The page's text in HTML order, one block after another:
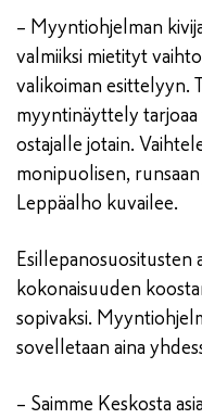
– Myyntiohjelman
valmiiksi mietityt
valikoiman esittelyyn.
myyntinäyttely tarjoaa
ostajalle jotain.
monipuolisen,
Leppäalho kuvailee.
kokonaisuuden
sopivaksi.
sovelletaan aina
– Saimme Keskosta